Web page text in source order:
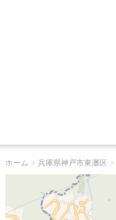
ホーム > 兵庫県神戸市東灘区 >